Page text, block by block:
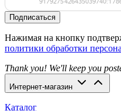
Подписаться
Нажимая на кнопку
политики обработки
Thank you! We'll keep you
Интернет-магазин
Каталог